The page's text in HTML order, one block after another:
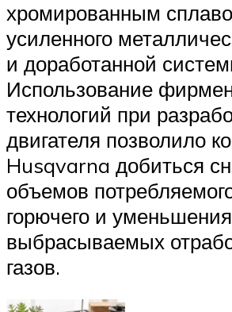
хромированным
усиленного
и доработанной
Использование
технологий при
двигателя позволило
Husqvarna добиться
объемов
горючего и
выбрасываемых
газов.